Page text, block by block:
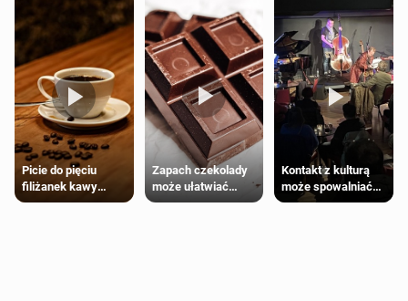
Picie do pięciu
filiżanek kawy
dziennie jest
Zapach czekolady
może ułatwiać
trening siłowy
Kontakt z kulturą
może spowalniać
starzenie